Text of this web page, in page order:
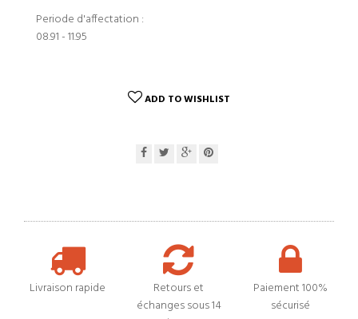
Periode d'affectation :
08.91 - 11.95
ADD TO WISHLIST
Livraison rapide
Retours et
échanges sous 14
Paiement 100%
sécurisé